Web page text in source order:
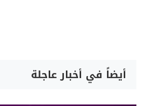
أيضاً في أخبار عاجلة